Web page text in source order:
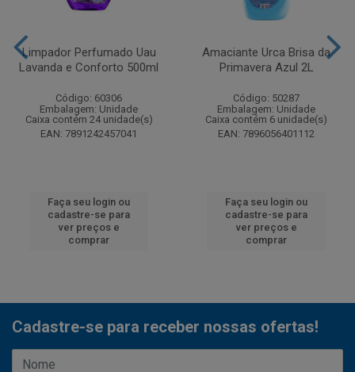
Limpador Perfumado Uau
Lavanda e Conforto 500ml
Código: 60306
Embalagem: Unidade
Caixa contém 24 unidade(s)
EAN: 7891242457041
Faça seu login ou
cadastre-se para
ver preços e
comprar
Amaciante Urca Brisa da
Primavera Azul 2L
Código: 50287
Embalagem: Unidade
Caixa contém 6 unidade(s)
EAN: 7896056401112
Faça seu login ou
cadastre-se para
ver preços e
comprar
Cadastre-se para receber nossas ofertas!